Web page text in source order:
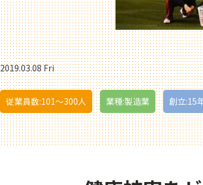
2019.03.08 Fri
従業員数:101〜300人 業種:製造業 創立:15